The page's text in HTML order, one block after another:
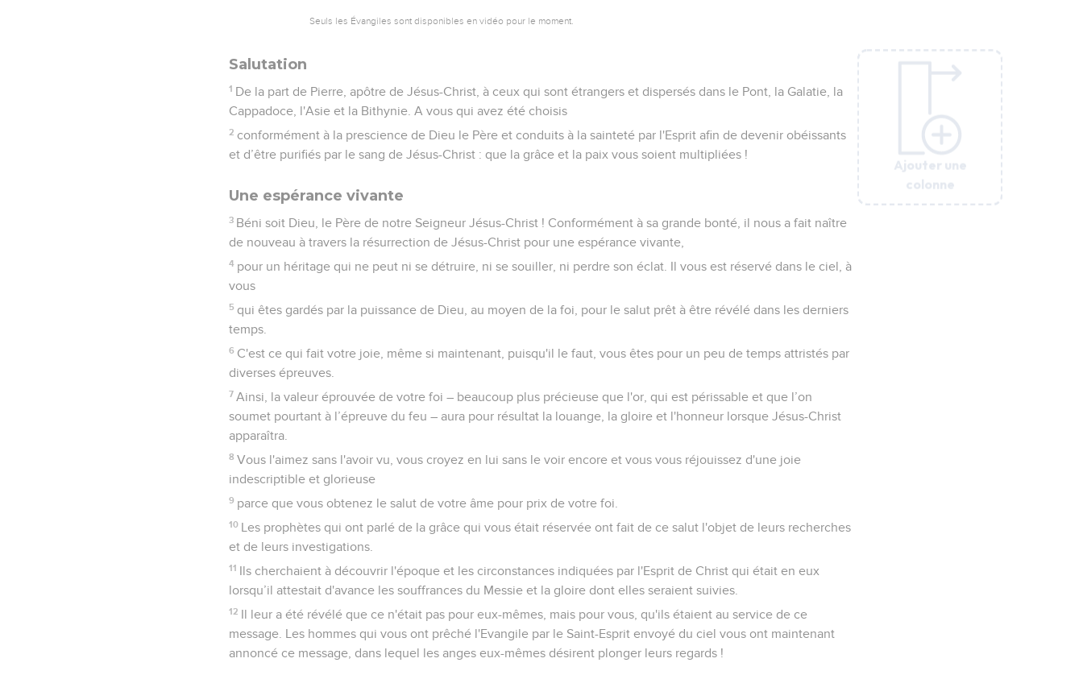
Ajouter une
colonne
Seuls les Évangiles sont disponibles en vidéo pour le moment.
Salutation
1 De la part de Pierre, apôtre de Jésus-Christ, à ceux qui sont étrangers et dispersés dans le Pont, la Galatie, la
Cappadoce, l'Asie et la Bithynie. A vous qui avez été choisis
2 conformément à la prescience de Dieu le Père et conduits à la sainteté par l'Esprit afin de devenir obéissants
et d’être purifiés par le sang de Jésus-Christ : que la grâce et la paix vous soient multipliées !
Une espérance vivante
3 Béni soit Dieu, le Père de notre Seigneur Jésus-Christ ! Conformément à sa grande bonté, il nous a fait naître
de nouveau à travers la résurrection de Jésus-Christ pour une espérance vivante,
4 pour un héritage qui ne peut ni se détruire, ni se souiller, ni perdre son éclat. Il vous est réservé dans le ciel, à
vous
5 qui êtes gardés par la puissance de Dieu, au moyen de la foi, pour le salut prêt à être révélé dans les derniers
temps.
6 C'est ce qui fait votre joie, même si maintenant, puisqu'il le faut, vous êtes pour un peu de temps attristés par
diverses épreuves.
7 Ainsi, la valeur éprouvée de votre foi – beaucoup plus précieuse que l'or, qui est périssable et que l’on
soumet pourtant à l’épreuve du feu – aura pour résultat la louange, la gloire et l'honneur lorsque Jésus-Christ
apparaîtra.
8 Vous l'aimez sans l'avoir vu, vous croyez en lui sans le voir encore et vous vous réjouissez d'une joie
indescriptible et glorieuse
9 parce que vous obtenez le salut de votre âme pour prix de votre foi.
10 Les prophètes qui ont parlé de la grâce qui vous était réservée ont fait de ce salut l'objet de leurs recherches
et de leurs investigations.
11 Ils cherchaient à découvrir l'époque et les circonstances indiquées par l'Esprit de Christ qui était en eux
lorsqu’il attestait d'avance les souffrances du Messie et la gloire dont elles seraient suivies.
12 Il leur a été révélé que ce n'était pas pour eux-mêmes, mais pour vous, qu'ils étaient au service de ce
message. Les hommes qui vous ont prêché l'Evangile par le Saint-Esprit envoyé du ciel vous ont maintenant
annoncé ce message, dans lequel les anges eux-mêmes désirent plonger leurs regards !
Ajouter une
colonne
Ajouter une
colonne
Ajouter une
colonne
Ajouter une
colonne